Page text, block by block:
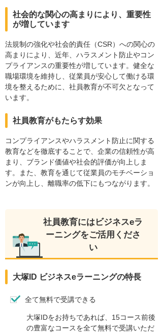
社会的な関心の高まりにより、重要性
が増しています
法規制の強化や社会的責任（CSR）への関心の
高まりにより、近年、ハラスメント防止やコン
プライアンスの重要性が増しています。健全な
職場環境を維持し、従業員が安心して働ける環
境を整えるために、社員教育が不可欠となって
います。
社員教育がもたらす効果
コンプライアンスやハラスメント防止に関する
教育などを徹底することで、企業の信頼性が高
まり、ブランド価値や社会的評価が向上しま
す。また、教育を通じて従業員のモチベーショ
ンが向上し、離職率の低下にもつながります。
社員教育にはビジネスeラ
ーニングをご活用くださ
い
大塚ID ビジネスeラーニングの特長
全て無料で受講できる
大塚IDをお持ちであれば、15コース前後
の豊富なコースを全て無料で受講いただ